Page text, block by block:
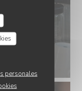
personales